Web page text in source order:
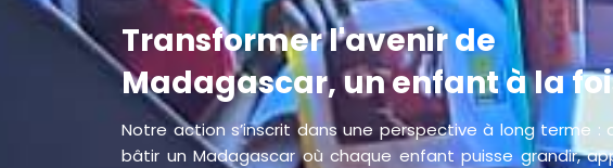
Transformer l'avenir de
Madagascar, un enfant à la
Notre action s’inscrit dans une perspective à long terme :
bâtir un Madagascar où chaque enfant puisse grandir,